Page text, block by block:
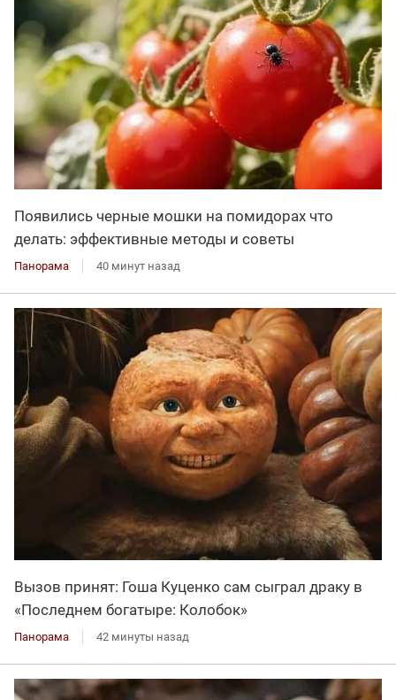
Появились черные мошки на помидорах что
делать: эффективные методы и советы
Панорама 40 минут назад
Вызов принят: Гоша Куценко сам сыграл драку в
«Последнем богатыре: Колобок»
Панорама 42 минуты назад